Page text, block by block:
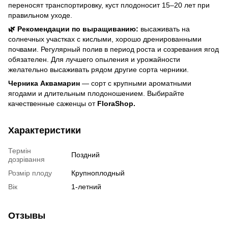
переносят транспортировку, куст плодоносит 15–20 лет при
правильном уходе.
🌿 Рекомендации по выращиванию: высаживать на
солнечных участках с кислыми, хорошо дренированными
почвами. Регулярный полив в период роста и созревания ягод
обязателен. Для лучшего опыления и урожайности
желательно высаживать рядом другие сорта черники.
Черника Аквамарин — сорт с крупными ароматными
ягодами и длительным плодоношением. Выбирайте
качественные саженцы от FloraShop.
Характеристики
Термін
дозрівання
Поздний
Розмір плоду
Крупноплодный
Вік
1-летний
Отзывы